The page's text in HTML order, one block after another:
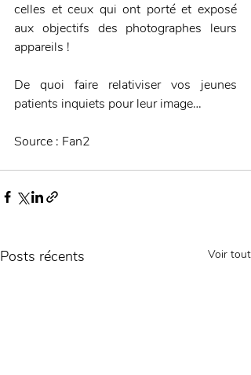
celles et ceux qui ont porté et exposé
aux objectifs des photographes leurs
appareils !
De quoi faire relativiser vos jeunes
patients inquiets pour leur image…
Source : Fan2
Posts récents Voir tout